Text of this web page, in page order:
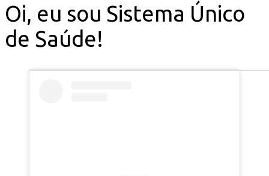
Oi, eu sou Sistema Único
de Saúde!